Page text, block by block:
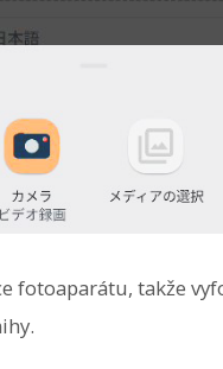
fotoaparátu, takže